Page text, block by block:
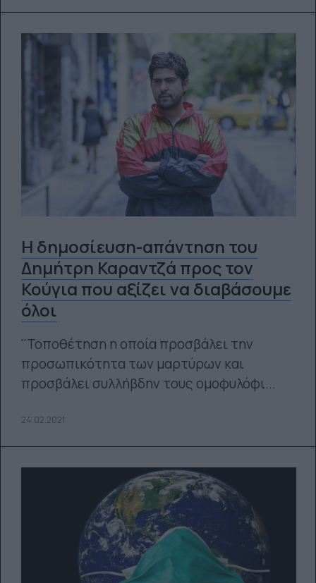
Η δημοσίευση-απάντηση του
Δημήτρη Καραντζά προς τον
Κούγια που αξίζει να διαβάσουμε
όλοι
''Τοποθέτηση η οποία προσβάλει την
προσωπικότητα των μαρτύρων και
προσβάλει συλλήβδην τους ομοφυλόφι...
24.02.2021